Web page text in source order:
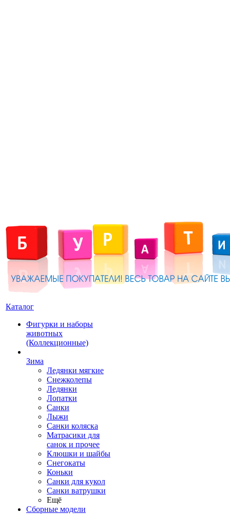
Каталог
Фигурки и наборы
животных
(Коллекционные)
Зима
Ледянки мягкие
Снежколепы
Ледянки
Лопатки
Санки
Лыжи
Санки коляска
Матрасики для
санок и прочее
Клюшки и шайбы
Снегокаты
Коньки
Санки для кукол
Санки ватрушки
Ещё
Сборные модели